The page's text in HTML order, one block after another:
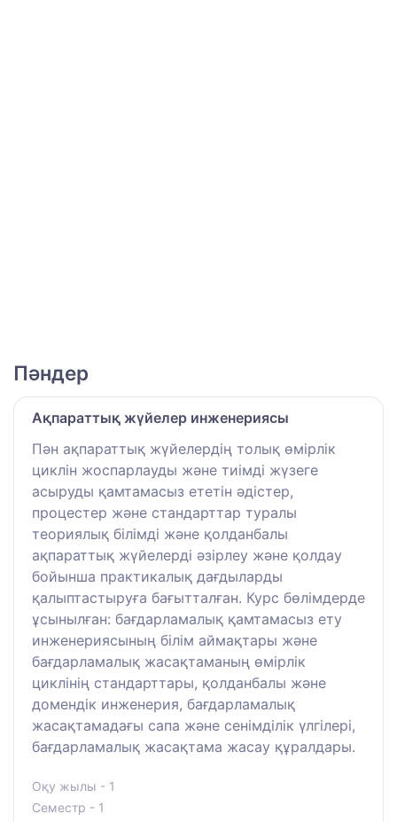
Пәндер
Ақпараттық жүйелер инженериясы
Пән ақпараттық жүйелердің толық өмірлік
циклін жоспарлауды және тиімді жүзеге
асыруды қамтамасыз ететін әдістер,
процестер және стандарттар туралы
теориялық білімді және қолданбалы
ақпараттық жүйелерді әзірлеу және қолдау
бойынша практикалық дағдыларды
қалыптастыруға бағытталған. Курс бөлімдерде
ұсынылған: бағдарламалық қамтамасыз ету
инженериясының білім аймақтары және
бағдарламалық жасақтаманың өмірлік
циклінің стандарттары, қолданбалы және
домендік инженерия, бағдарламалық
жасақтамадағы сапа және сенімділік үлгілері,
бағдарламалық жасақтама жасау құралдары.
Оқу жылы - 1
Семестр - 1